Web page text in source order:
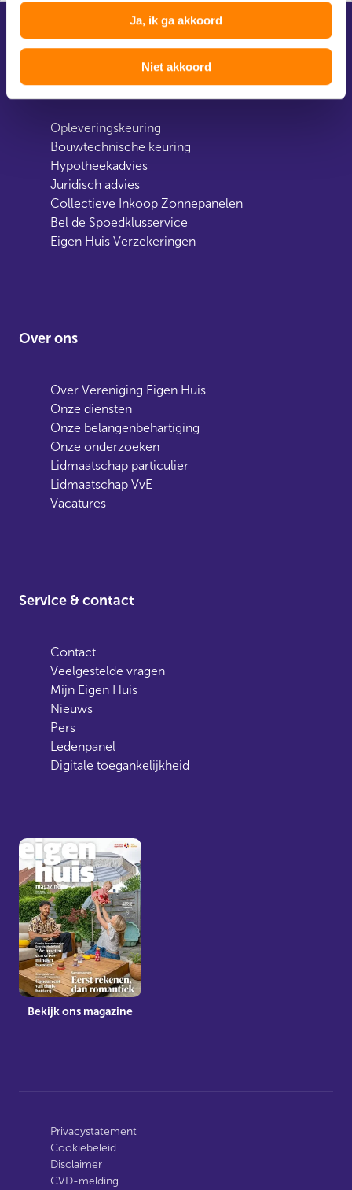
Ja, ik ga akkoord
Niet akkoord
Direct naar
Opleveringskeuring
Bouwtechnische keuring
Hypotheekadvies
Juridisch advies
Collectieve Inkoop Zonnepanelen
Bel de Spoedklusservice
Eigen Huis Verzekeringen
Over ons
Over Vereniging Eigen Huis
Onze diensten
Onze belangenbehartiging
Onze onderzoeken
Lidmaatschap particulier
Lidmaatschap VvE
Vacatures
Service & contact
Contact
Veelgestelde vragen
Mijn Eigen Huis
Nieuws
Pers
Ledenpanel
Digitale toegankelijkheid
Bekijk ons magazine
Privacystatement
Cookiebeleid
Disclaimer
CVD-melding